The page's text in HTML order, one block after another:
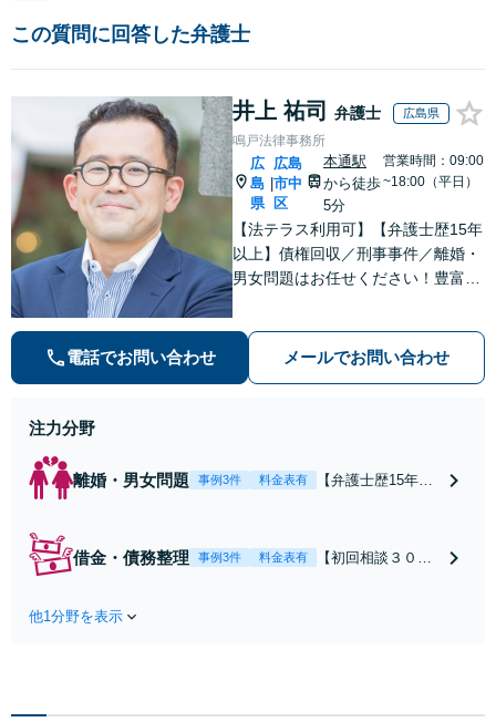
この質問に回答した弁護士
井上 祐司 弁護士 広島県
鳴戸法律事務所
広
島
県
広島
市中
区
本通駅
から徒歩
5分
営業時間：09:00
~18:00（平日）
【法テラス利用可】【弁護士歴15年
以上】債権回収／刑事事件／離婚・
男女問題はお任せください！豊富な
【子連れ相談】【完全個室相談】
【休日・夜間対応可】【本通駅5
電話でお問い合わせ メールでお問い合わせ
注力分野
離婚・男女問題 事例3件 料金表有
【弁護士歴15年以
家や住宅ローンを
借金・債務整理 事例3件 料金表有
【初回相談３０分
任意整理・個人再
他1分野を表示